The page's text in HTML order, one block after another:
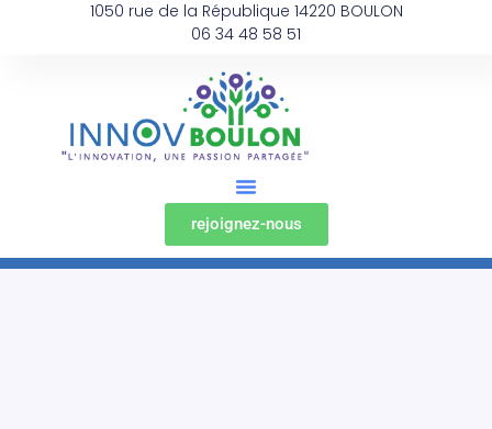
1050 rue de la République 14220 BOULON
06 34 48 58 51
rejoignez-nous